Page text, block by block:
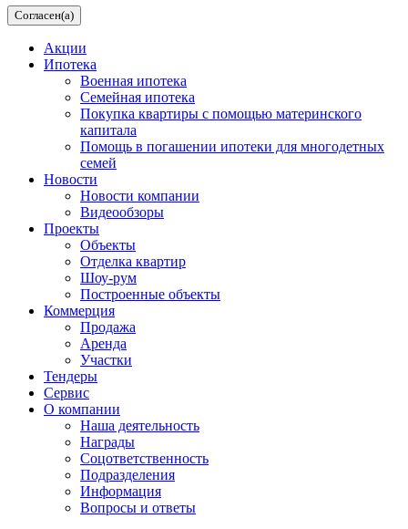
Согласен(а)
Акции
Ипотека
Военная ипотека
Семейная ипотека
Покупка квартиры с помощью материнского
капитала
Помощь в погашении ипотеки для многодетных
семей
Новости
Новости компании
Видеообзоры
Проекты
Объекты
Отделка квартир
Шоу-рум
Построенные объекты
Коммерция
Продажа
Аренда
Участки
Тендеры
Сервис
О компании
Наша деятельность
Награды
Соцответственность
Подразделения
Информация
Вопросы и ответы